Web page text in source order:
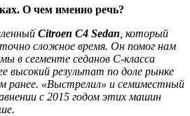
О чем именно речь?
Citroen C4 Sedan , который
сложное время. Он помог нам
в сегменте седанов С-класса
высокий результат по доле рынке
ранее. «Выстрелил» и семиместный
с 2015 годом этих машин